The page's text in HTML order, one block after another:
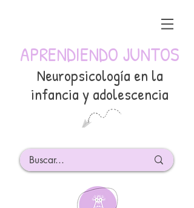
APRENDIENDO JUNTOS
Neuropsicología en la
infancia y adolescencia